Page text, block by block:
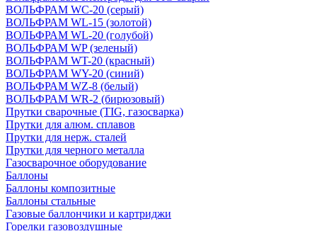
ВОЛЬФРАМ WC-20 (серый)
ВОЛЬФРАМ WL-15 (золотой)
ВОЛЬФРАМ WL-20 (голубой)
ВОЛЬФРАМ WP (зеленый)
ВОЛЬФРАМ WT-20 (красный)
ВОЛЬФРАМ WY-20 (синий)
ВОЛЬФРАМ WZ-8 (белый)
ВОЛЬФРАМ WR-2 (бирюзовый)
Прутки сварочные (TIG, газосварка)
Прутки для алюм. сплавов
Прутки для нерж. сталей
Прутки для черного металла
Газосварочное оборудование
Баллоны
Баллоны композитные
Баллоны стальные
Газовые баллончики и картриджи
Горелки газовоздушные